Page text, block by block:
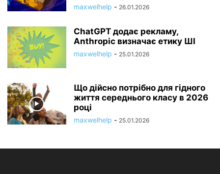
maxwelhelp - 26.01.2026
ChatGPT додає рекламу,
Anthropic визначає етику ШІ
maxwelhelp - 25.01.2026
Що дійсно потрібно для гідного
життя середнього класу в 2026
році
maxwelhelp - 25.01.2026